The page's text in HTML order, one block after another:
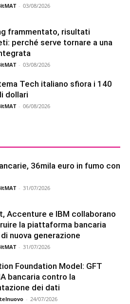
- 03/08/2026
frammentato, risultati
perché serve tornare a una
- 03/08/2026
Tech italiano sfiora i 140
dollari
- 06/08/2026
36mila euro in fumo con
- 31/07/2026
Accenture e IBM collaborano
la piattaforma bancaria
nuova generazione
- 31/07/2026
Foundation Model: GFT
bancaria contro la
dei dati
- 24/07/2026